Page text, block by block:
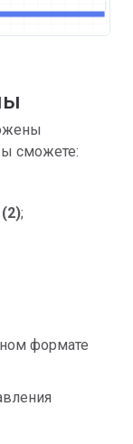
сможете:
(2);
формате